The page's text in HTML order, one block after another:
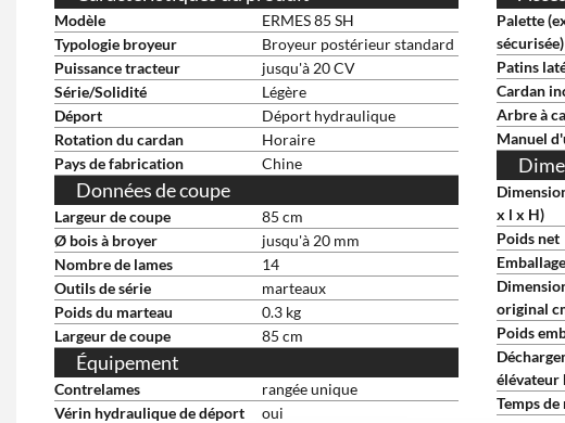
Modèle
ERMES 85 SH
Typologie broyeur
Broyeur postérieur standard
Puissance tracteur
jusqu'à 20 CV
Série/Solidité
Légère
Déport
Déport hydraulique
Rotation du cardan
Horaire
Pays de fabrication
Chine
Données de coupe
Largeur de coupe
85 cm
Ø bois à broyer
jusqu'à 20 mm
Nombre de lames
14
Outils de série
marteaux
Poids du marteau
0.3 kg
Largeur de coupe
85 cm
Équipement
Contrelames
rangée unique
Vérin hydraulique de déport
oui
Palette
sécurisée)
Patins
Cardan
Arbre à
Manuel
x l x H)
Poids net
Emballage
original
Poids
élévateur
Temps